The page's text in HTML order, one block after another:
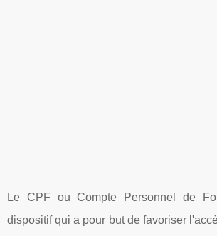
Le CPF ou Compte Personnel de
dispositif qui a pour but de favoriser